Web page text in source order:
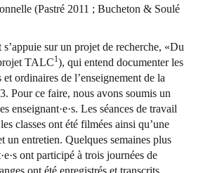
(Pastré 2011 ; Bucheton & Soulé
sur un projet de recherche, «Du
TALC1), qui entend documenter les
ordinaires de l’enseignement de la
Pour ce faire, nous avons soumis un
enseignant·e·s. Les séances de travail
classes ont été filmées ainsi qu’une
un entretien. Quelques semaines plus
ont participé à trois journées de
ont été enregistrés et transcrits.